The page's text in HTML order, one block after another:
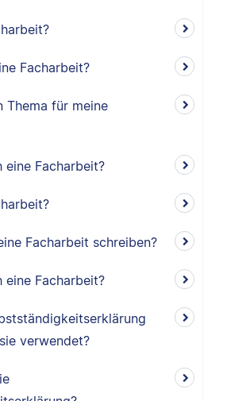
Facharbeit?
Thema für meine
eine Facharbeit?
Facharbeit schreiben?
eine Facharbeit?
verwendet?